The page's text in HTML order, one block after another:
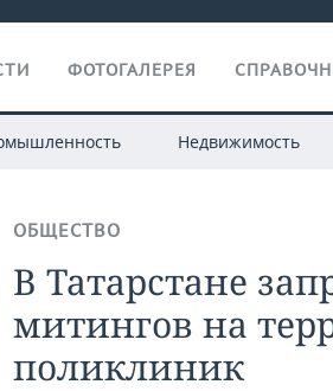
ФОТОГАЛЕРЕЯ
Недвижимость
ОБЩЕСТВО
В Татарстане
митингов на
поликлиник